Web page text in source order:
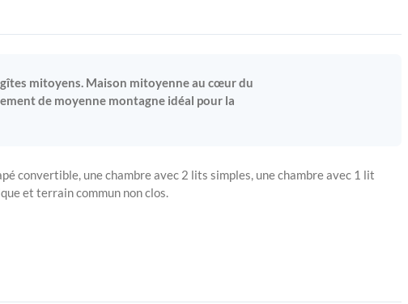
mitoyens. Maison mitoyenne au cœur du
de moyenne montagne idéal pour la
convertible, une chambre avec 2 lits simples, une chambre avec 1 lit
et terrain commun non clos.